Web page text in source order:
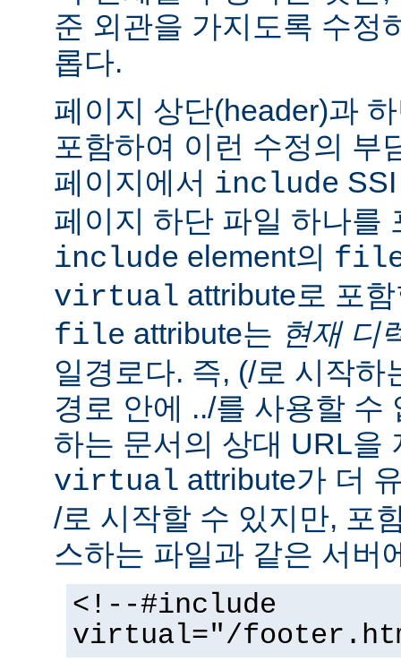
준 외관을 가지도록 수정
롭다.
페이지 상단(header)과
포함하여 이런 수정의 부
페이지에서 include
페이지 하단 파일 하나를
include element의
virtual attribute로 포
file attribute는 현재 디
일경로다. 즉, (/로 시작하
경로 안에 ../를 사용할 수
하는 문서의 상대 URL을
virtual attribute가 더
/로 시작할 수 있지만, 포
스하는 파일과 같은 서버
<!--#include
virtual="/